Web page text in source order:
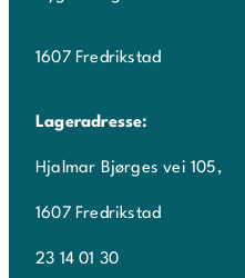
1607 Fredrikstad
Lageradresse:
Hjalmar Bjørges vei 105,
1607 Fredrikstad
23 14 01 30